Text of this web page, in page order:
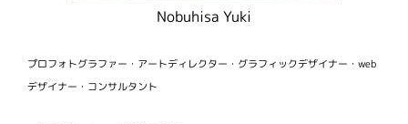
Nobuhisa Yuki
プロフォトグラファー・アートディレクター・グラフィックデザイナー・web
デザイナー・コンサルタント